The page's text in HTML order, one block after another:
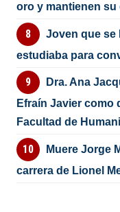
oro y mantienen su
Joven que se
estudiaba para
Dra. Ana
Efraín Javier como
Facultad de
Muere Jorge
carrera de Lionel